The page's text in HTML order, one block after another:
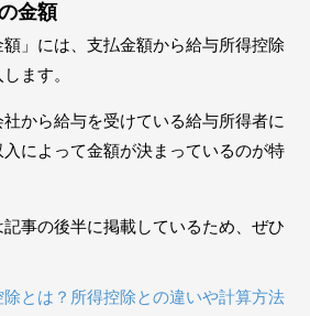
金額
額」には、支払金額から給与所得控除
ます。
から給与を受けている給与所得者に
によって金額が決まっているのが特
事の後半に掲載しているため、ぜひ
とは？所得控除との違いや計算方法